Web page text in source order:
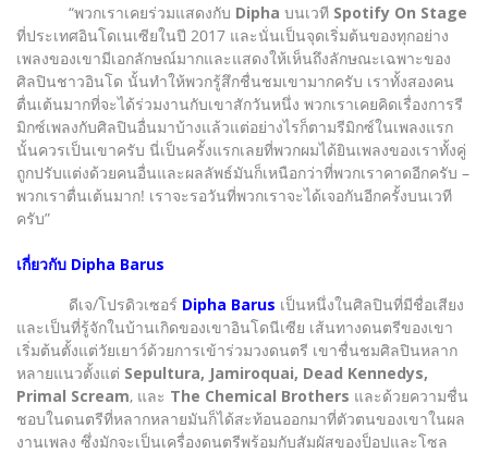
“พวกเราเคยร่วมแสดงกับ Dipha บนเวที Spotify On Stage
ที่ประเทศอินโดเนเซียในปี 2017 และนั่นเป็นจุดเริ่มต้นของทุกอย่าง
เพลงของเขามีเอกลักษณ์มากและแสดงให้เห็นถึงลักษณะเฉพาะของ
ศิลปินชาวอินโด นั้นทำให้พวกรู้สึกชื่นชมเขามากครับ เราทั้งสองคน
ตื่นเต้นมากที่จะได้ร่วมงานกับเขาสักวันหนึ่ง พวกเราเคยคิดเรื่องการรี
มิกซ์เพลงกับศิลปินอื่นมาบ้างแล้วแต่อย่างไรก็ตามรีมิกซ์ในเพลงแรก
นั้นควรเป็นเขาครับ นี่เป็นครั้งแรกเลยที่พวกผมได้ยินเพลงของเราทั้งคู่
ถูกปรับแต่งด้วยคนอื่นและผลลัพธ์มันก็เหนือกว่าที่พวกเราคาดอีกครับ –
พวกเราตื่นเต้นมาก! เราจะรอวันที่พวกเราจะได้เจอกันอีกครั้งบนเวที
ครับ”
เกี่ยวกับ Dipha Barus
ดีเจ/โปรดิวเซอร์ Dipha Barus เป็นหนึ่งในศิลปินที่มีชื่อเสียง
และเป็นที่รู้จักในบ้านเกิดของเขาอินโดนีเซีย เส้นทางดนตรีของเขา
เริ่มต้นตั้งแต่วัยเยาว์ด้วยการเข้าร่วมวงดนตรี เขาชื่นชมศิลปินหลาก
หลายแนวตั้งแต่ Sepultura, Jamiroquai, Dead Kennedys,
Primal Scream, และ The Chemical Brothers และด้วยความชื่น
ชอบในดนตรีที่หลากหลายมันก็ได้สะท้อนออกมาที่ตัวตนของเขาในผล
งานเพลง ซึ่งมักจะเป็นเครื่องดนตรีพร้อมกับสัมผัสของป็อปและโซล